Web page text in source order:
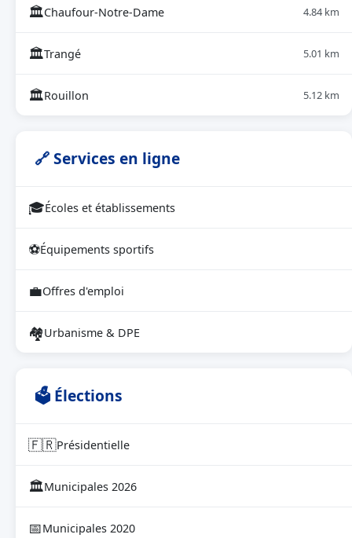
🏛Chaufour-Notre-Dame 4.84 km
🏛Trangé 5.01 km
🏛Rouillon 5.12 km
🔗 Services en ligne
🎓Écoles et établissements
⚽Équipements sportifs
💼Offres d'emploi
🏘Urbanisme & DPE
🗳 Élections
🇫🇷Présidentielle
🏛Municipales 2026
📅Municipales 2020